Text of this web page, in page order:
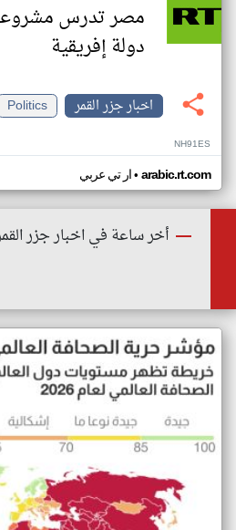
مصر تدرس
دولة إفريقية
اخبار جزر القمر
Politics
NH91ES
ار تي عربي• arabic.rt.com
أخر ساعة في اخبار جزر